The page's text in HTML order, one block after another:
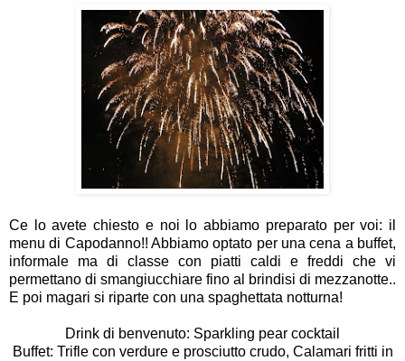
Ce lo avete chiesto e noi lo abbiamo preparato per voi: il
menu di Capodanno!! Abbiamo optato per una cena a buffet,
informale ma di classe con piatti caldi e freddi che vi
permettano di smangiucchiare fino al brindisi di mezzanotte..
E poi magari si riparte con una spaghettata notturna!
Drink di benvenuto: Sparkling pear cocktail
Buffet: Trifle con verdure e prosciutto crudo, Calamari fritti in